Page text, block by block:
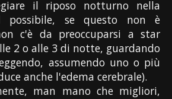
il riposo notturno nella
possibile, se questo non è
c'è da preoccuparsi a star
2 o alle 3 di notte, guardando
assumendo uno o più
anche l'edema cerebrale).
man mano che migliori,